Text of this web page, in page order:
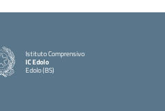
Istituto Comprensivo
IC Edolo
Edolo (BS)